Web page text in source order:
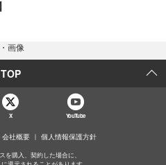
画像
TOP
X YouTube
会社概要 個人情報保護方針
を購入、契約した場合に、